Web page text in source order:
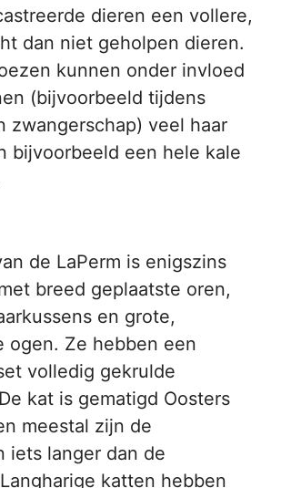
dieren een vollere,
dan niet geholpen dieren.
kunnen onder invloed
(bijvoorbeeld tijdens
zwangerschap) veel haar
bijvoorbeeld een hele kale
de LaPerm is enigszins
breed geplaatste oren,
en grote,
ogen. Ze hebben een
volledig gekrulde
kat is gematigd Oosters
meestal zijn de
iets langer dan de
katten hebben